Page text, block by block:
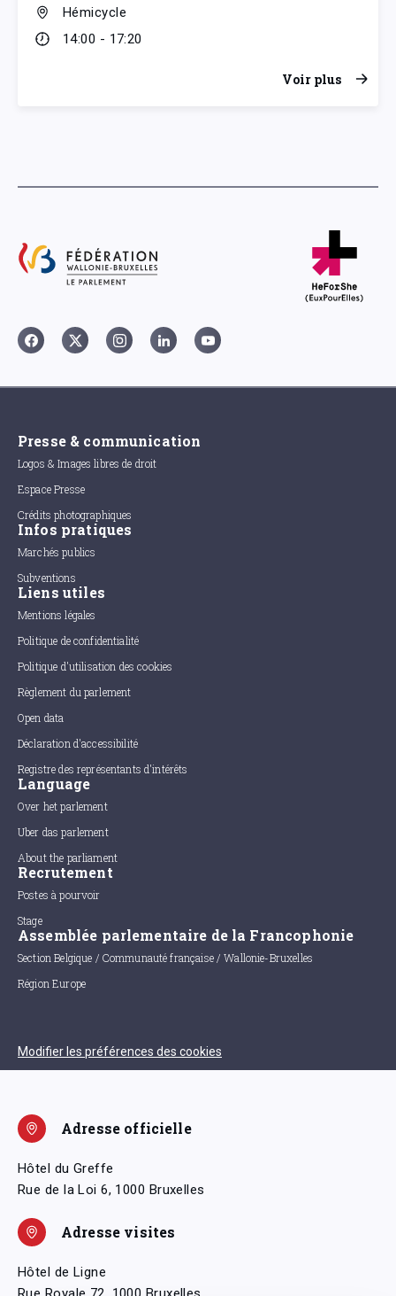
Hémicycle
14:00 - 17:20
Voir plus
Presse & communication
Logos & Images libres de droit
Espace Presse
Crédits photographiques
Infos pratiques
Marchés publics
Subventions
Liens utiles
Mentions légales
Politique de confidentialité
Politique d'utilisation des cookies
Règlement du parlement
Open data
Déclaration d'accessibilité
Registre des représentants d'intérêts
Language
Over het parlement
Uber das parlement
About the parliament
Recrutement
Postes à pourvoir
Stage
Assemblée parlementaire de la Francophonie
Section Belgique / Communauté française / Wallonie-Bruxelles
Région Europe
Modifier les préférences des cookies
Adresse officielle
Hôtel du Greffe
Rue de la Loi 6, 1000 Bruxelles
Adresse visites
Hôtel de Ligne